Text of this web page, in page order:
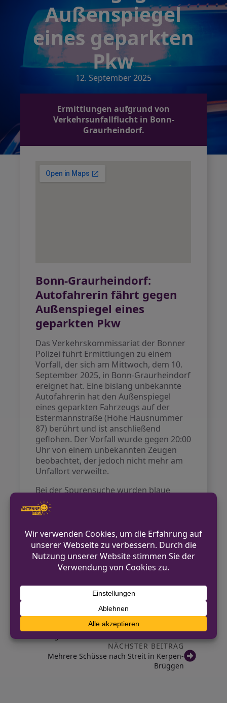
Außenspiegel
eines geparkten
Pkw
12. September 2025
Ermittlungen aufgrund von
Verkehrsunfallflucht in Bonn-
Graurheindorf.
Bonn-Graurheindorf:
Autofahrerin fährt gegen
Außenspiegel eines
geparkten Pkw
Das Verkehrskommissariat der Bonner
Polizei führt Ermittlungen zu einem
Vorfall, der sich am Mittwoch, dem 10.
September 2025, in Bonn-Graurheindorf
ereignet hat. Eine bislang unbekannte
Autofahrerin hat den Außenspiegel
eines geparkten Fahrzeugs auf der
Estermannstraße (Höhe Hausnummer
87) berührt und ist anschließend
geflohen. Der Vorfall wurde gegen 20:00
Uhr von einem unbekannten Zeugen
beobachtet, der jedoch nicht mehr am
Unfallort verweilte.
Bei der Spurensuche wurden blaue
Fahrzeugteile aufgefunden, die
möglicherweise von dem flüchtigen
dringend Zeugen des Vorfalls,
insbesondere den beschriebenen
Autofahrer sowie andere mögliche
Zeugen, die hilfreiche Informationen
VORHERIGER BEITRAG
Gronau: Geldkassette in Hofladen
NÄCHSTER BEITRAG
Mehrere Schüsse nach Streit in Kerpen-
Brüggen